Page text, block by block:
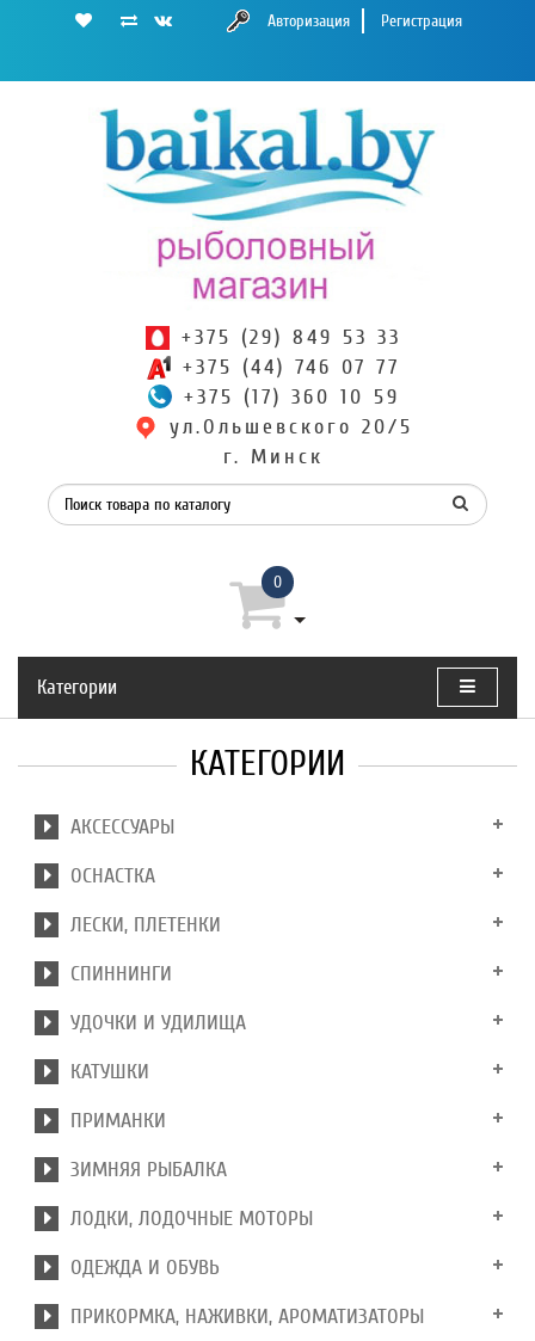
Авторизация Регистрация
+375 (29) 849 53 33
+375 (44) 746 07 77
+375 (17) 360 10 59
ул.Ольшевского 20/5
г. Минск
0
Категории
КАТЕГОРИИ
АКСЕССУАРЫ
ОСНАСТКА
ЛЕСКИ, ПЛЕТЕНКИ
СПИННИНГИ
УДОЧКИ И УДИЛИЩА
КАТУШКИ
ПРИМАНКИ
ЗИМНЯЯ РЫБАЛКА
ЛОДКИ, ЛОДОЧНЫЕ МОТОРЫ
ОДЕЖДА И ОБУВЬ
ПРИКОРМКА, НАЖИВКИ, АРОМАТИЗАТОРЫ